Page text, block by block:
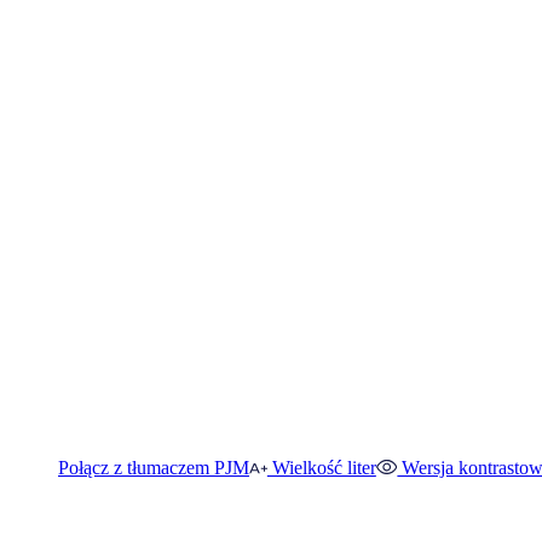
Połącz z tłumaczem PJM Wielkość liter Wersja